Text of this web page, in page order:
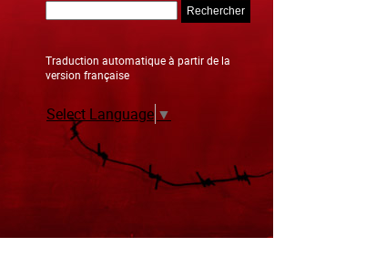
Traduction automatique à partir de la
version française
Select Language ▼